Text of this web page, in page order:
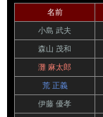
名前
小島 武夫
森山 茂和
灘 麻太郎
荒 正義
伊藤 優孝